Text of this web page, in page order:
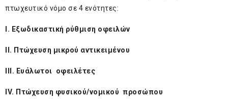
πτωχευτικό νόμο σε 4 ενότητες:
Ι. Εξωδικαστική ρύθμιση οφειλών
ΙΙ. Πτώχευση μικρού αντικειμένου
ΙΙΙ. Ευάλωτοι οφειλέτες
ΙV. Πτώχευση φυσικού/νομικού προσώπου